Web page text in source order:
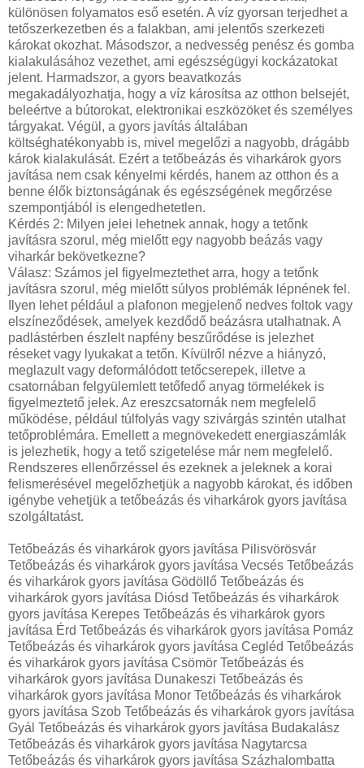
különösen folyamatos eső esetén. A víz gyorsan terjedhet a
tetőszerkezetben és a falakban, ami jelentős szerkezeti
károkat okozhat. Másodszor, a nedvesség penész és gomba
kialakulásához vezethet, ami egészségügyi kockázatokat
jelent. Harmadszor, a gyors beavatkozás
megakadályozhatja, hogy a víz károsítsa az otthon belsejét,
beleértve a bútorokat, elektronikai eszközöket és személyes
tárgyakat. Végül, a gyors javítás általában
költséghatékonyabb is, mivel megelőzi a nagyobb, drágább
károk kialakulását. Ezért a tetőbeázás és viharkárok gyors
javítása nem csak kényelmi kérdés, hanem az otthon és a
benne élők biztonságának és egészségének megőrzése
szempontjából is elengedhetetlen.
Kérdés 2: Milyen jelei lehetnek annak, hogy a tetőnk
javításra szorul, még mielőtt egy nagyobb beázás vagy
viharkár bekövetkezne?
Válasz: Számos jel figyelmeztethet arra, hogy a tetőnk
javításra szorul, még mielőtt súlyos problémák lépnének fel.
Ilyen lehet például a plafonon megjelenő nedves foltok vagy
elszíneződések, amelyek kezdődő beázásra utalhatnak. A
padlástérben észlelt napfény beszűrődése is jelezhet
réseket vagy lyukakat a tetőn. Kívülről nézve a hiányzó,
meglazult vagy deformálódott tetőcserepek, illetve a
csatornában felgyülemlett tetőfedő anyag törmelékek is
figyelmeztető jelek. Az ereszcsatornák nem megfelelő
működése, például túlfolyás vagy szivárgás szintén utalhat
tetőproblémára. Emellett a megnövekedett energiaszámlák
is jelezhetik, hogy a tető szigetelése már nem megfelelő.
Rendszeres ellenőrzéssel és ezeknek a jeleknek a korai
felismerésével megelőzhetjük a nagyobb károkat, és időben
igénybe vehetjük a tetőbeázás és viharkárok gyors javítása
szolgáltatást.
Tetőbeázás és viharkárok gyors javítása Pilisvörösvár
Tetőbeázás és viharkárok gyors javítása Vecsés Tetőbeázás
és viharkárok gyors javítása Gödöllő Tetőbeázás és
viharkárok gyors javítása Diósd Tetőbeázás és viharkárok
gyors javítása Kerepes Tetőbeázás és viharkárok gyors
javítása Érd Tetőbeázás és viharkárok gyors javítása Pomáz
Tetőbeázás és viharkárok gyors javítása Cegléd Tetőbeázás
és viharkárok gyors javítása Csömör Tetőbeázás és
viharkárok gyors javítása Dunakeszi Tetőbeázás és
viharkárok gyors javítása Monor Tetőbeázás és viharkárok
gyors javítása Szob Tetőbeázás és viharkárok gyors javítása
Gyál Tetőbeázás és viharkárok gyors javítása Budakalász
Tetőbeázás és viharkárok gyors javítása Nagytarcsa
Tetőbeázás és viharkárok gyors javítása Százhalombatta